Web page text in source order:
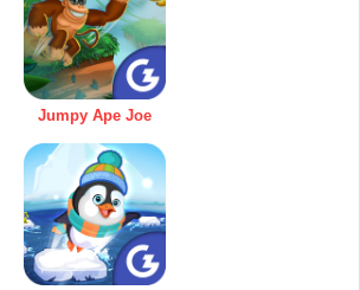
Jumpy Ape Joe